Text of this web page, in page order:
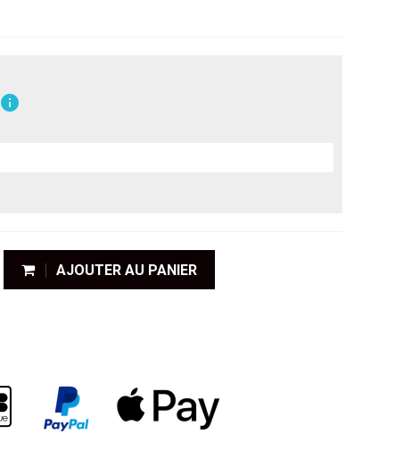
info
AJOUTER AU PANIER